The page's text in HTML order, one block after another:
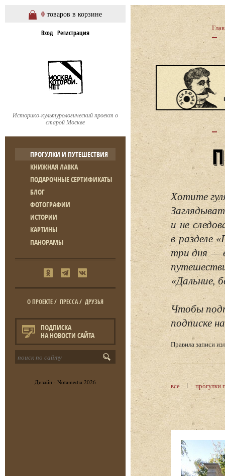
0 товаров в корзине
Вход Регистрация
Историко-культурологический проект о
старой Москве
ПРОГУЛКИ И ПУТЕШЕСТВИЯ
КНИЖНАЯ ЛАВКА
ПОДАРОЧНЫЕ СЕРТИФИКАТЫ
БЛОГ
ФОТОГРАФИИ
ИСТОРИИ
КАРТИНЫ
ПАНОРАМЫ
О ПРОЕКТЕ/ ПРЕССА/ ДРУЗЬЯ
ПОДПИСКА
НА НОВОСТИ САЙТА
Дизайн - Notamedia 2026
Хотите
и не
в разделе
три дня —
«Дальние,
Чтобы
подписке
Правила записи
все прогулки